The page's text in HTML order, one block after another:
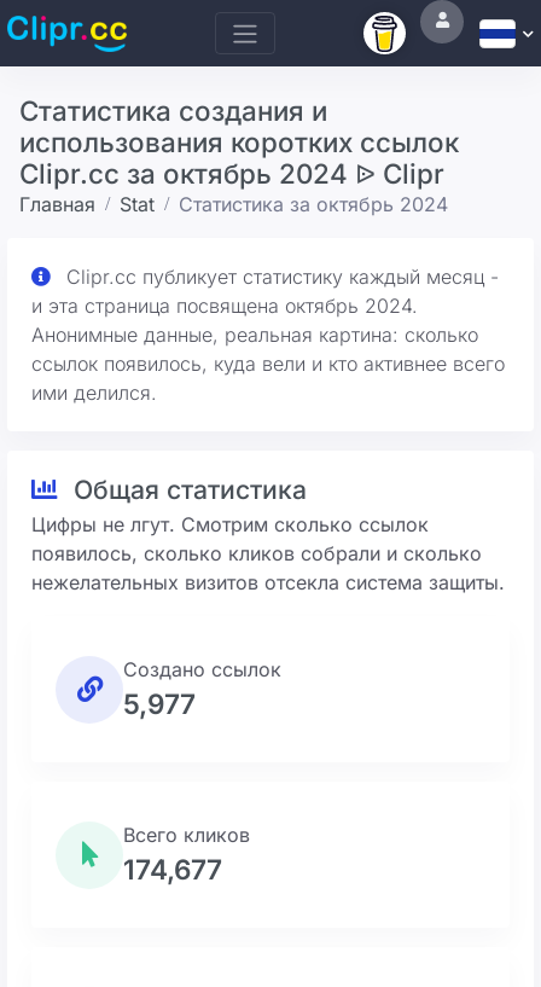
Статистика создания и
использования коротких ссылок
Clipr.cc за октябрь 2024 ᐉ Clipr
Главная Stat Статистика за октябрь 2024
Clipr.cc публикует статистику каждый месяц -
и эта страница посвящена октябрь 2024.
Анонимные данные, реальная картина: сколько
ссылок появилось, куда вели и кто активнее всего
ими делился.
Общая статистика
Цифры не лгут. Смотрим сколько ссылок
появилось, сколько кликов собрали и сколько
нежелательных визитов отсекла система защиты.
Создано ссылок
5,977
Всего кликов
174,677